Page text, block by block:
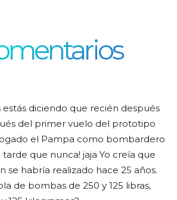
estás diciendo que recién después
del primer vuelo del prototipo
el Pampa como bombardero
tarde que nunca! jaja Yo creía que
se habría realizado hace 25 años.
de bombas de 250 y 125 libras,